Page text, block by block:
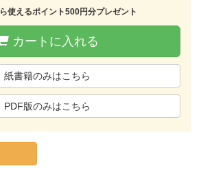
使えるポイント500円分プレゼント
カートに入れる
紙書籍のみはこちら
PDF版のみはこちら